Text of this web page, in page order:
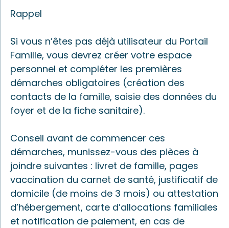
Rappel
Si vous n’êtes pas déjà utilisateur du Portail
Famille, vous devrez créer votre espace
personnel et compléter les premières
démarches obligatoires (création des
contacts de la famille, saisie des données du
foyer et de la fiche sanitaire).
Conseil avant de commencer ces
démarches, munissez-vous des pièces à
joindre suivantes : livret de famille, pages
vaccination du carnet de santé, justificatif de
domicile (de moins de 3 mois) ou attestation
d’hébergement, carte d’allocations familiales
et notification de paiement, en cas de